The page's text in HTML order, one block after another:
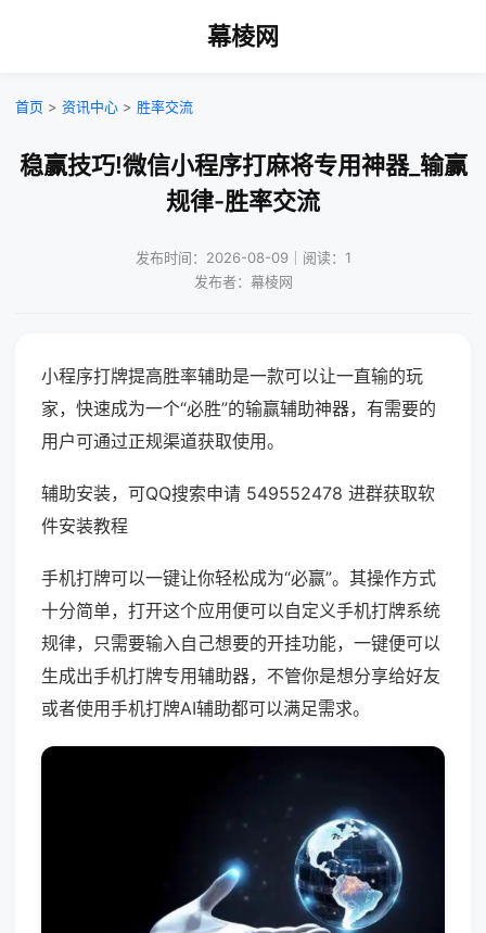
幕棱网
首页 > 资讯中心 > 胜率交流
稳赢技巧!微信小程序打麻将专用神器_输赢
规律-胜率交流
发布时间：2026-08-09｜阅读：1
发布者：幕棱网
小程序打牌提高胜率辅助是一款可以让一直输的玩
家，快速成为一个“必胜”的输赢辅助神器，有需要的
用户可通过正规渠道获取使用。
辅助安装，可QQ搜索申请 549552478 进群获取软
件安装教程
手机打牌可以一键让你轻松成为“必赢”。其操作方式
十分简单，打开这个应用便可以自定义手机打牌系统
规律，只需要输入自己想要的开挂功能，一键便可以
生成出手机打牌专用辅助器，不管你是想分享给好友
或者使用手机打牌AI辅助都可以满足需求。